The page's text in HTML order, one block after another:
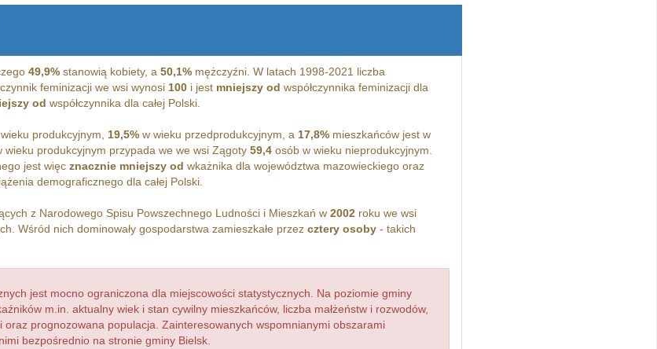
49,9%stanowią kobiety, a 50,1%mężczyźni. W latach 1998-2021 liczba
feminizacji we wsi wynosi 100i jest mniejszy od współczynnika feminizacji dla
od współczynnika dla całej Polski.
produkcyjnym, 19,5%w wieku przedprodukcyjnym, a 17,8%mieszkańców jest w
produkcyjnym przypada we we wsi Zągoty 59,4osób w wieku nieprodukcyjnym.
jest więc znacznie mniejszy od wkażnika dla województwa mazowieckiego oraz
demograficznego dla całej Polski.
z Narodowego Spisu Powszechnego Ludności i Mieszkań w 2002roku we wsi
Wśród nich dominowały gospodarstwa zamieszkałe przez cztery osoby- takich
jest mocno ograniczona dla miejscowości statystycznych. Na poziomie gminy
m.in. aktualny wiek i stan cywilny mieszkańców, liczba małżeństw i rozwodów,
oraz prognozowana populacja. Zainteresowanych wspomnianymi obszarami
bezpośrednio na stronie gminy Bielsk.